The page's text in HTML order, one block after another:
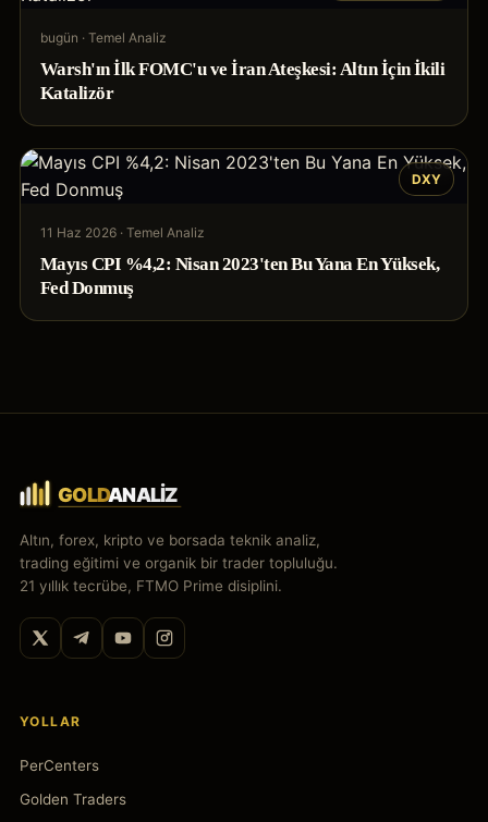
bugün · Temel Analiz
Warsh'ın İlk FOMC'u ve İran Ateşkesi: Altın İçin İkili
Katalizör
DXY
11 Haz 2026 · Temel Analiz
Mayıs CPI %4,2: Nisan 2023'ten Bu Yana En Yüksek,
Fed Donmuş
Altın, forex, kripto ve borsada teknik analiz,
trading eğitimi ve organik bir trader topluluğu.
21 yıllık tecrübe, FTMO Prime disiplini.
YOLLAR
PerCenters
Golden Traders